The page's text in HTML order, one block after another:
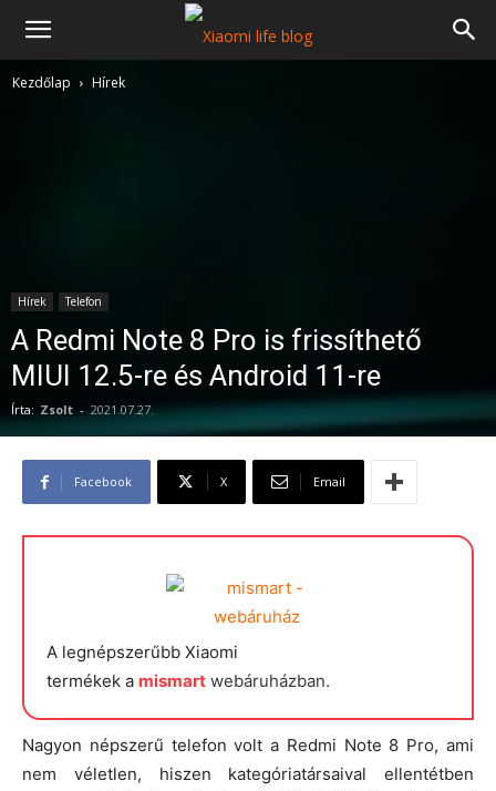
Kezdőlap Hírek
Hírek Telefon
A Redmi Note 8 Pro is frissíthető
MIUI 12.5-re és Android 11-re
Írta: Zsolt - 2021.07.27.
Facebook X Email
A legnépszerűbb Xiaomi
termékek a mismart webáruházban.
Nagyon népszerű telefon volt a Redmi Note 8 Pro, ami
nem véletlen, hiszen kategóriatársaival ellentétben